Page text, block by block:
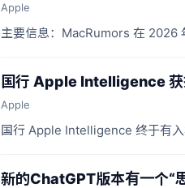
Apple
主要信息：MacRumors 在 2026
国行 Apple Intelligence 获
Apple
国行 Apple Intelligence 终于有
新的ChatGPT版本有一个“